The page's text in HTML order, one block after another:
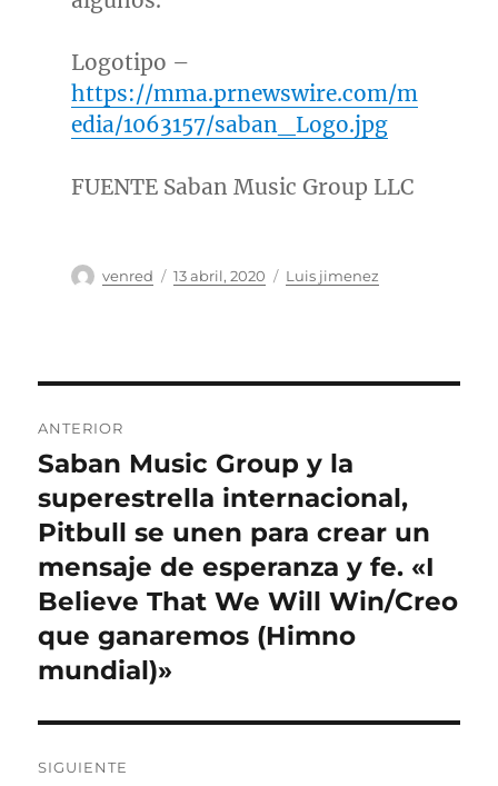
Logotipo –
https://mma.prnewswire.com/m
edia/1063157/saban_Logo.jpg
FUENTE Saban Music Group LLC
Autor
venred
Publicado
13 abril, 2020 Categorías
Luis jimenez
de
entradas
ANTERIOR
Entrada
anterior:
Saban Music Group y la
superestrella internacional,
Pitbull se unen para crear un
mensaje de esperanza y fe. «I
Believe That We Will Win/Creo
que ganaremos (Himno
mundial)»
SIGUIENTE